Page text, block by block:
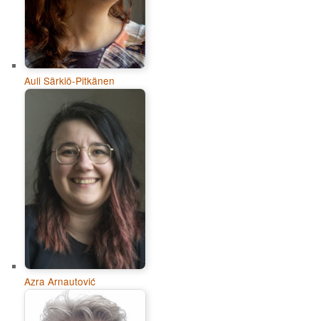
Auli Särkiö-Pitkänen
Azra Arnautović